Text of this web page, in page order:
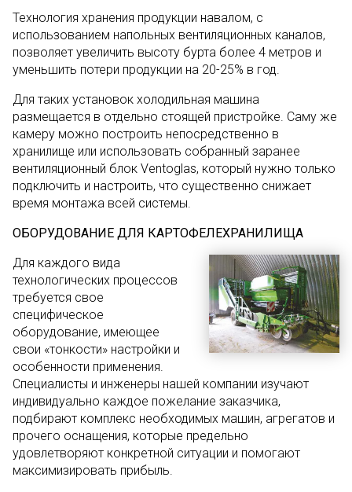
Технология хранения продукции навалом, с
использованием напольных вентиляционных каналов,
позволяет увеличить высоту бурта более 4 метров и
уменьшить потери продукции на 20-25% в год.
Для таких установок холодильная машина
размещается в отдельно стоящей пристройке. Саму же
камеру можно построить непосредственно в
хранилище или использовать собранный заранее
вентиляционный блок Ventoglas, который нужно только
подключить и настроить, что существенно снижает
время монтажа всей системы.
ОБОРУДОВАНИЕ ДЛЯ КАРТОФЕЛЕХРАНИЛИЩА
Для каждого вида
технологических процессов
требуется свое
специфическое
оборудование, имеющее
свои «тонкости» настройки и
особенности применения.
Специалисты и инженеры нашей компании изучают
индивидуально каждое пожелание заказчика,
подбирают комплекс необходимых машин, агрегатов и
прочего оснащения, которые предельно
удовлетворяют конкретной ситуации и помогают
максимизировать прибыль.